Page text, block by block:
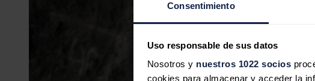
Consentimiento
Uso responsable de sus datos
Nosotros y nuestros 1022 socios
cookies para almacenar y acceder la